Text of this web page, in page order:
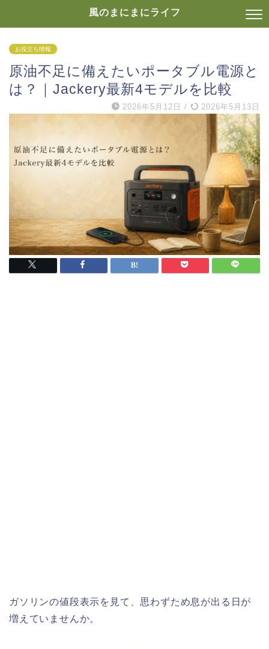
風のまにまにライフ
お役立ち情報
原油不足に備えたいポータブル電源と
は？｜Jackery最新4モデルを比較
2026年5月12日 / 2026年5月13日
ガソリンの値段表示を見て、思わずため息が出る日が
増えていませんか。